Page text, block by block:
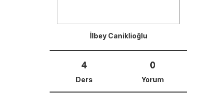
İlbey Caniklioğlu
4
Ders
0
Yorum